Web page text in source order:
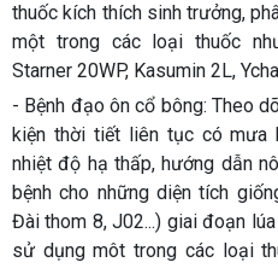
thuốc kích thích sinh trưởng,
một trong các loại thuốc
Starner 20WP, Kasumin 2L,
- Bệnh đạo ôn cổ bông: Theo
kiện thời tiết liên tục có mưa
nhiệt độ hạ thấp, hướng dẫn
bệnh cho những diện tích
Đài thom 8, J02...) giai đoạn
sử dụng môt trong các loại